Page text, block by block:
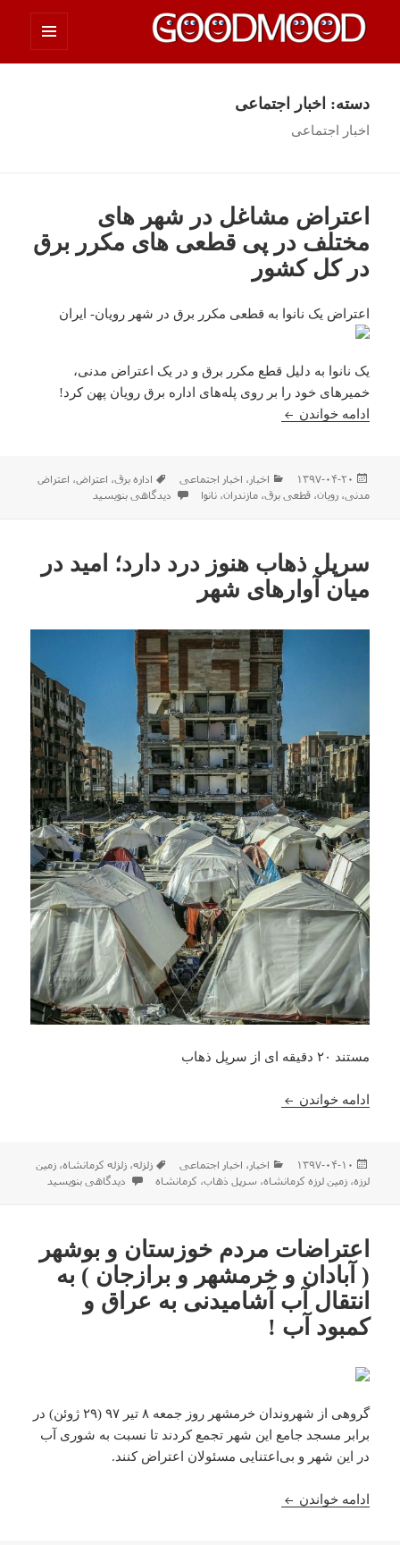
چیزای خووب مووب
دسته: اخبار اجتماعی
اخبار اجتماعی
اعتراض مشاغل در شهر های
مختلف در پی قطعی های مکرر برق
در کل کشور
اعتراض یک نانوا به قطعی مکرر برق در شهر رویان- ایران
یک نانوا به دلیل قطع مکرر برق و در یک اعتراض مدنی،
خمیرهای خود را بر روی پله‌های اداره برق رویان پهن کرد!
ادامه خواندن اعتراض مشاغل در شهر های مختلف در پی قطعی
ارسال
شده
۱۳۹۷-۰۴-۲۰ دسته‌ها
اخبار ، اخبار اجتماعی برچسب‌ها
اداره برق، اعتراض، اعتراض
مدنی،رویان،قطعی برق،مازندران،نانوا برای اعتراض مشاغل در شهر های
دیدگاهی بنویسید
سرپل ذهاب هنوز درد دارد؛ امید در
میان آوارهای شهر
مستند ۲۰ دقیقه ای از سرپل ذهاب
ادامه خواندن سرپل ذهاب هنوز درد دارد؛ امید در میان آوارهای شهر
ارسال
شده
۱۳۹۷-۰۴-۱۰ دسته‌ها
اخبار ، اخبار اجتماعی برچسب‌ها
زلزله،زلزله کرمانشاه،زمین
لرزه،زمین لرزه کرمانشاه، سرپل ذهاب، کرمانشاه برای سرپل ذهاب هنوز درد
دیدگاهی بنویسید
اعتراضات مردم خوزستان و بوشهر
( آبادان و خرمشهر و برازجان ) به
انتقال آب آشامیدنی به عراق و
کمبود آب !
گروهی از شهروندان خرمشهر روز جمعه ۸ تیر ۹۷ (۲۹ ژوئن) در
برابر مسجد جامع این شهر تجمع کردند تا نسبت به شوری آب
در این شهر و بی‌اعتنایی مسئولان اعتراض کنند.
ادامه خواندن اعتراضات مردم خوزستان و بوشهر ( آبادان و